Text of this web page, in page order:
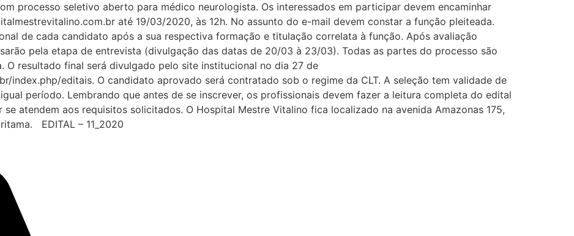
processo seletivo aberto para médico neurologista. Os interessados em participar devem encaminhar
até 19/03/2020, às 12h. No assunto do e-mail devem constar a função pleiteada.
de cada candidato após a sua respectiva formação e titulação correlata à função. Após avaliação
pela etapa de entrevista (divulgação das datas de 20/03 à 23/03). Todas as partes do processo são
O resultado final será divulgado pelo site institucional no dia 27 de
index.php/editais. O candidato aprovado será contratado sob o regime da CLT. A seleção tem validade de
período. Lembrando que antes de se inscrever, os profissionais devem fazer a leitura completa do edital
atendem aos requisitos solicitados. O Hospital Mestre Vitalino fica localizado na avenida Amazonas 175,
EDITAL – 11_2020